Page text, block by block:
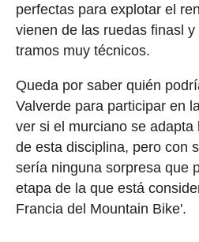
perfectas para explotar el
vienen de las ruedas finasl
tramos muy técnicos.
Queda por saber quién
Valverde para participar en
ver si el murciano se
de esta disciplina, pero con
sería ninguna sorpresa que
etapa de la que está
Francia del Mountain Bike'.